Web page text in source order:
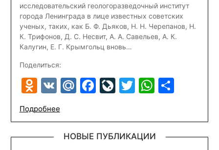
исследовательский геолого­разведочный институт
города Ленинграда в лице известных советских
ученых, таких, как Б. Ф. Дьяков, Н. Н. Черепанов, Н.
К. Трифонов, Д. С. Несвит, А. А. Савельев, А. К.
Калугин, Е. Г. Крымгольц вновь…
Поделиться:
Odnoklassniki
VKMail.Ru
Facebook
LiveJournal
Twitter
Подробнее
НОВЫЕ ПУБЛИКАЦИИ